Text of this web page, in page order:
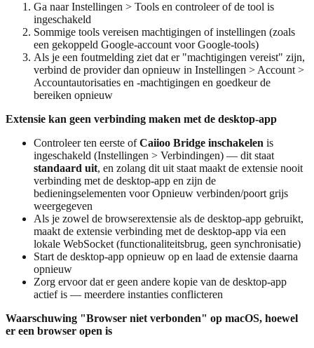
Ga naar Instellingen > Tools en controleer of de tool is
ingeschakeld
Sommige tools vereisen machtigingen of instellingen (zoals
een gekoppeld Google-account voor Google-tools)
Als je een foutmelding ziet dat er "machtigingen vereist" zijn,
verbind de provider dan opnieuw in Instellingen > Account >
Accountautorisaties en -machtigingen en goedkeur de
bereiken opnieuw
Extensie kan geen verbinding maken met de desktop-app
Controleer ten eerste ofCaiioo Bridge inschakelen is
ingeschakeld (Instellingen > Verbindingen) — dit staat
standaard uit, en zolang dit uit staat maakt de extensie nooit
verbinding met de desktop-app en zijn de
bedieningselementen voor Opnieuw verbinden/poort grijs
weergegeven
Als je zowel de browserextensie als de desktop-app gebruikt,
maakt de extensie verbinding met de desktop-app via een
lokale WebSocket (functionaliteitsbrug, geen synchronisatie)
Start de desktop-app opnieuw op en laad de extensie daarna
opnieuw
Zorg ervoor dat er geen andere kopie van de desktop-app
actief is — meerdere instanties conflicteren
Waarschuwing "Browser niet verbonden" op macOS, hoewel
er een browser open is